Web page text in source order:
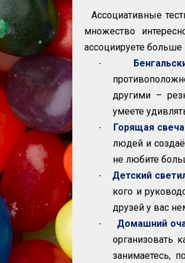
Ассоциативные
множество
ассоциируете больше
·
другими –
умеете
· Горящая
людей и
не любите
· Детский
кого и
друзей у вас
· Домашний
организовать
занимаетесь,